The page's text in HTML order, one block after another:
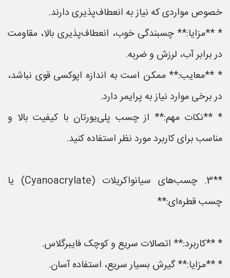
خصوص مواردی که نیاز به انعطاف‌پذیری دارند.
* **مزایا:** چسبندگی خوب، انعطاف‌پذیری بالا، مقاومت
در برابر آب، لرزش و ضربه.
* **معایب:** ممکن است به اندازه اپوکسی قوی نباشد،
در برخی موارد نیاز به پرایمر دارد.
* **نکات مهم:** از چسب پلی‌یورتان با کیفیت بالا و
مناسب برای کاربرد مورد نظر استفاده کنید.
**3. چسب‌های سیانواکریلات (Cyanoacrylate) یا
چسب قطره‌ای:**
* **کاربرد:** اتصالات سریع و کوچک فایبرگلاس.
* **مزایا:** گیرش بسیار سریع، استفاده آسان.